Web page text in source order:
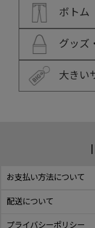
ボトム
グッズ
大きい
お支払い方法について
配送について
プライバシーポリシー